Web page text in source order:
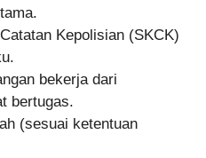
Kepolisian (SKCK)
bekerja dari
bertugas.
(sesuai ketentuan